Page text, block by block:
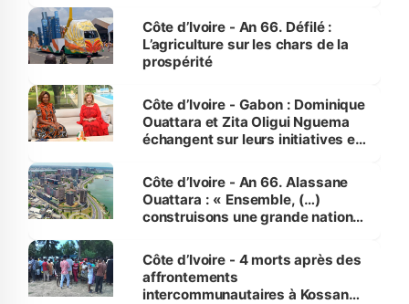
Côte d’Ivoire - An 66. Défilé :
L’agriculture sur les chars de la
prospérité
Côte d’Ivoire - Gabon : Dominique
Ouattara et Zita Oligui Nguema
échangent sur leurs initiatives en
enfants
Côte d’Ivoire - An 66. Alassane
Ouattara : « Ensemble, (…)
construisons une grande nation
générations futures »
Côte d’Ivoire - 4 morts après des
affrontements
intercommunautaires à Kossandji